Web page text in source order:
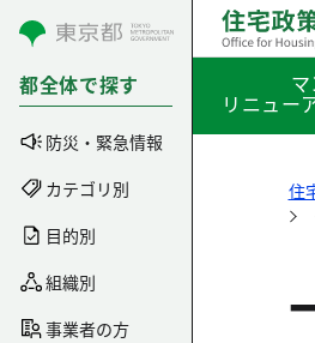
コンテンツにスキップ
都全体で探す
防災・緊急情報
カテゴリ別
目的別
組織別
事業者の方
リニュー
住